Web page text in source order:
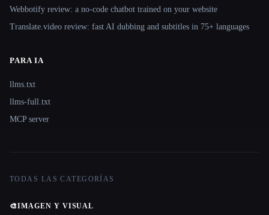
Webbotify review: a no-code chatbot trained on your website
Translate.video review: fast AI dubbing and subtitles in 75+ languages
PARA IA
llms.txt
llms-full.txt
MCP server
TODAS LAS CATEGORÍAS
🎨IMAGEN Y VISUAL